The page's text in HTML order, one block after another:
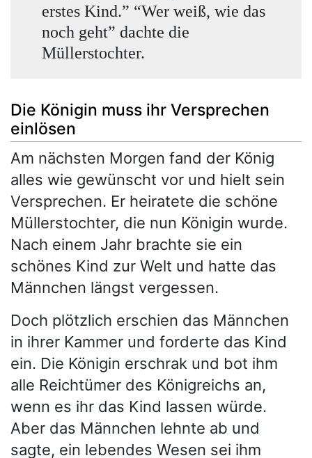
erstes Kind.” “Wer weiß, wie das
noch geht” dachte die
Müllerstochter.
Die Königin muss ihr Versprechen
einlösen
Am nächsten Morgen fand der König
alles wie gewünscht vor und hielt sein
Versprechen. Er heiratete die schöne
Müllerstochter, die nun Königin wurde.
Nach einem Jahr brachte sie ein
schönes Kind zur Welt und hatte das
Männchen längst vergessen.
Doch plötzlich erschien das Männchen
in ihrer Kammer und forderte das Kind
ein. Die Königin erschrak und bot ihm
alle Reichtümer des Königreichs an,
wenn es ihr das Kind lassen würde.
Aber das Männchen lehnte ab und
sagte, ein lebendes Wesen sei ihm